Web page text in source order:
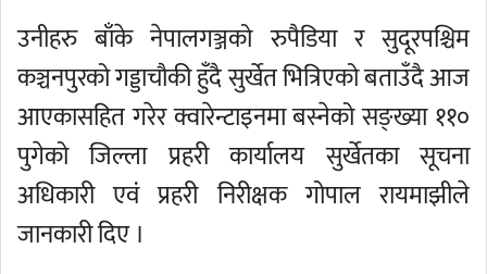
उनीहरु बाँके नेपालगञ्जको रुपैडिया र सुदूरपश्चिम
कञ्चनपुरको गड्डाचौकी हुँदै सुर्खेत भित्रिएको बताउँदै आज
आएकासहित गरेर क्वारेन्टाइनमा बस्नेको सङ्ख्या ११०
पुगेको जिल्ला प्रहरी कार्यालय सुर्खेतका सूचना
अधिकारी एवं प्रहरी निरीक्षक गोपाल रायमाझीले
जानकारी दिए ।